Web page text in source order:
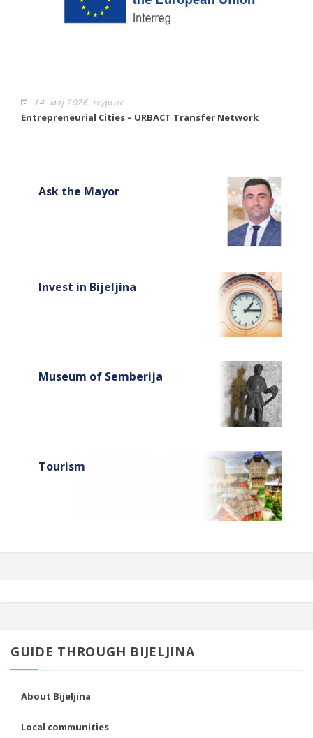
14. мај 2026. године
​Entrepreneurial Cities – URBACT Transfer Network
Ask the Mayor
Invest in Bijeljina
Museum of Semberija
Tourism
GUIDE THROUGH BIJELJINA
About Bijeljina
Local communities